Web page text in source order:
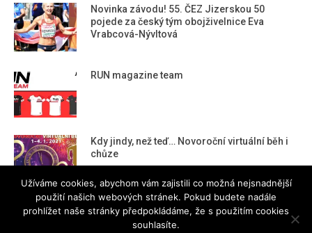
Novinka závodu! 55. ČEZ Jizerskou 50
pojede za český tým obojživelnice Eva
Vrabcová-Nývltová
RUN magazine team
Kdy jindy, než teď… Novoroční virtuální běh i
chůze
Užíváme cookies, abychom vám zajistili co možná nejsnadnější
použití našich webových stránek. Pokud budete nadále
prohlížet naše stránky předpokládáme, že s použitím cookies
souhlasíte.